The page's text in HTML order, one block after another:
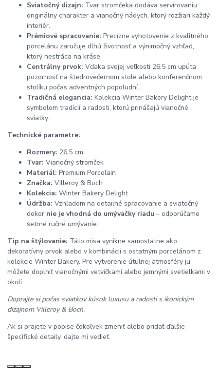
Sviatočný dizajn: Tvar stromčeka dodáva servírovaniu
originálny charakter a vianočný nádych, ktorý rozžiari každý
interiér.
Prémiové spracovanie: Precízne vyhotovenie z kvalitného
porcelánu zaručuje dlhú životnosť a výnimočný vzhľad,
ktorý nestráca na kráse.
Centrálny prvok: Vďaka svojej veľkosti 26,5 cm upúta
pozornosť na štedrovečernom stole alebo konferenčnom
stolíku počas adventných popoludní.
Tradičná elegancia: Kolekcia Winter Bakery Delight je
symbolom tradícií a radosti, ktorú prinášajú vianočné
sviatky.
Technické parametre:
Rozmery: 26,5 cm
Tvar: Vianočný stromček
Materiál: Premium Porcelain
Značka: Villeroy & Boch
Kolekcia: Winter Bakery Delight
Údržba: Vzhľadom na detailné spracovanie a sviatočný
dekor nie je vhodná do umývačky riadu – odporúčame
šetrné ručné umývanie.
Tip na štýlovanie: Táto misa vynikne samostatne ako
dekoratívny prvok alebo v kombinácii s ostatným porcelánom z
kolekcie Winter Bakery. Pre vytvorenie útulnej atmosféry ju
môžete doplniť vianočnými vetvičkami alebo jemnými svetielkami v
okolí.
Doprajte si počas sviatkov kúsok luxusu a radosti s ikonickým
dizajnom Villeroy & Boch.
Ak si prajete v popise čokoľvek zmeniť alebo pridať ďalšie
špecifické detaily, dajte mi vedieť.